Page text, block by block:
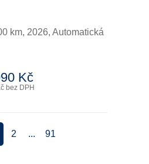
km, 2026, Automatická
Kč
bez DPH
2 ... 91